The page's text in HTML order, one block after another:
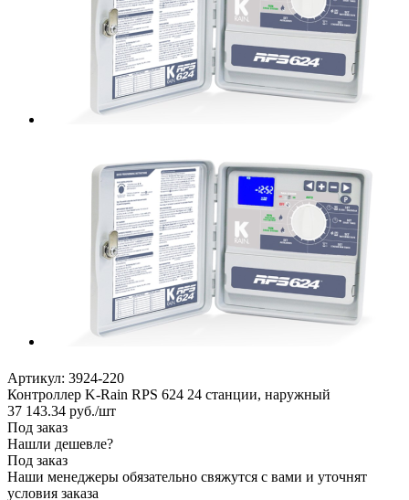
Артикул: 3924-220
Контроллер K-Rain RPS 624 24 станции, наружный
37 143.34 руб./шт
Под заказ
Нашли дешевле?
Под заказ
Наши менеджеры обязательно свяжутся с вами и уточнят
условия заказа